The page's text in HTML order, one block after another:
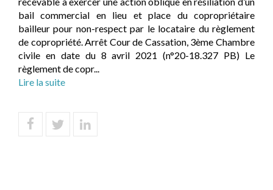
bail commercial en lieu et place du copropriétaire
bailleur pour non-respect par le locataire du règlement
de copropriété. Arrêt Cour de Cassation, 3ème Chambre
civile en date du 8 avril 2021 (n°20-18.327 PB) Le
règlement de copr...
Lire la suite